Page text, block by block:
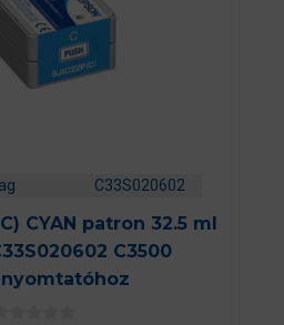
C33S020602
CYAN patron 32.5 ml
C3500